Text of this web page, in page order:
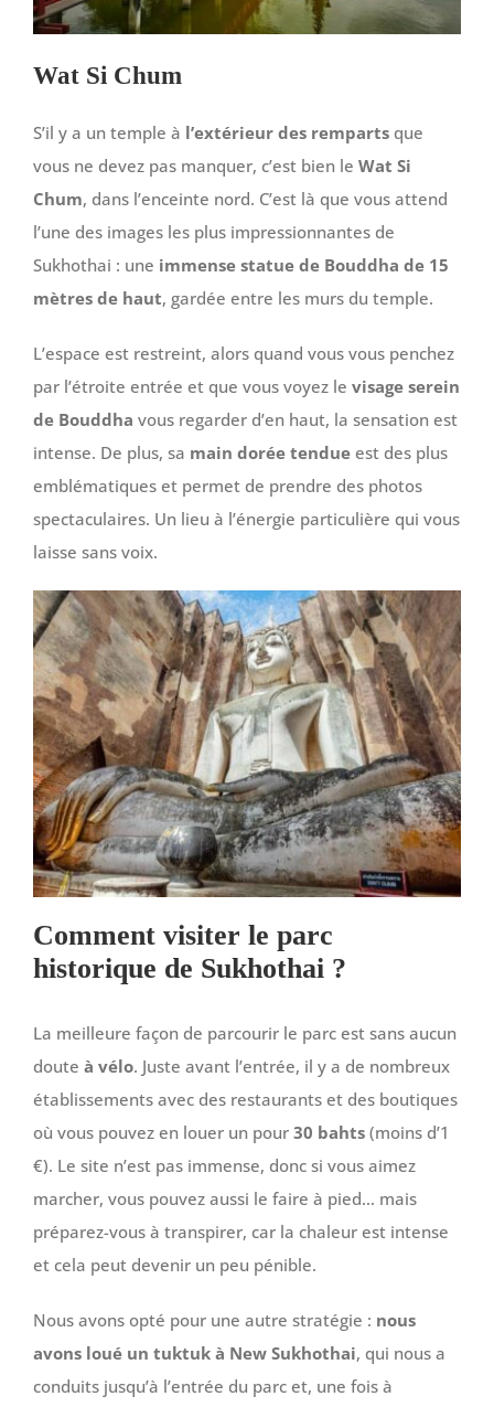
Wat Si Chum
S’il y a un temple à l’extérieur des remparts que
vous ne devez pas manquer, c’est bien le Wat Si
Chum, dans l’enceinte nord. C’est là que vous attend
l’une des images les plus impressionnantes de
Sukhothai : une immense statue de Bouddha de 15
mètres de haut, gardée entre les murs du temple.
L’espace est restreint, alors quand vous vous penchez
par l’étroite entrée et que vous voyez le visage serein
de Bouddha vous regarder d’en haut, la sensation est
intense. De plus, sa main dorée tendue est des plus
emblématiques et permet de prendre des photos
spectaculaires. Un lieu à l’énergie particulière qui vous
laisse sans voix.
Comment visiter le parc
historique de Sukhothai ?
La meilleure façon de parcourir le parc est sans aucun
doute à vélo. Juste avant l’entrée, il y a de nombreux
établissements avec des restaurants et des boutiques
où vous pouvez en louer un pour 30 bahts (moins d’1
€). Le site n’est pas immense, donc si vous aimez
marcher, vous pouvez aussi le faire à pied… mais
préparez-vous à transpirer, car la chaleur est intense
et cela peut devenir un peu pénible.
Nous avons opté pour une autre stratégie : nous
avons loué un tuktuk à New Sukhothai, qui nous a
conduits jusqu’à l’entrée du parc et, une fois à